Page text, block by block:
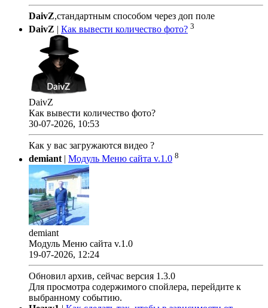
DaivZ,стандартным способом через доп поле
DaivZ | Как вывести количество фото? 3
DaivZ
Как вывести количество фото?
30-07-2026, 10:53
Как у вас загружаются видео ?
demiant| Модуль Меню сайта v.1.0 8
demiant
Модуль Меню сайта v.1.0
19-07-2026, 12:24
Обновил архив, сейчас версия 1.3.0
Для просмотра содержимого спойлера, перейдите к
выбранному событию.